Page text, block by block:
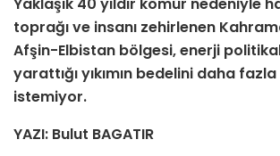
toprağı ve insanı zehirlenen
Afşin-Elbistan bölgesi, enerji
yarattığı yıkımın bedelini daha
istemiyor.
YAZI: Bulut BAGATIR